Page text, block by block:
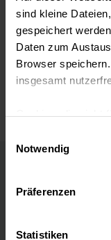
sind kleine
gespeichert
Daten zum
Browser
insgesamt
eingesetzt werden.
Es steht Ihnen
Cookies zu
oder durch
Notwendig
Präferenzen
Statistiken
Tel: (089)
Fax:(089)
E-Mail senden
Helios
Ludwig-